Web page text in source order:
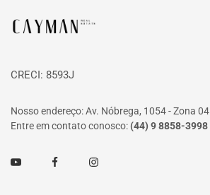
Página inicial
CRECI: 8593J
Nosso endereço: Av. Nóbrega, 1054 - Zona 04
Entre em contato conosco: (44) 9 8858-3998
Youtube FacebookInstagram